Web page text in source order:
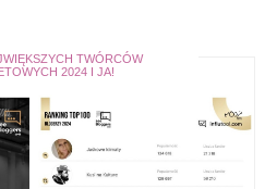
TWÓRCÓW
2024 I JA!